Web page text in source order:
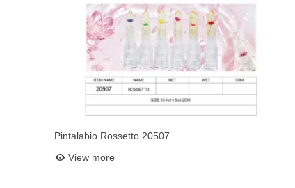
Add to basket
Pintalabio Rossetto 20507
View more